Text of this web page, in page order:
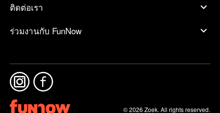
ติดต่อเรา
ร่วมงานกับ FunNow
© 2026 Zoek. All rights reserved.